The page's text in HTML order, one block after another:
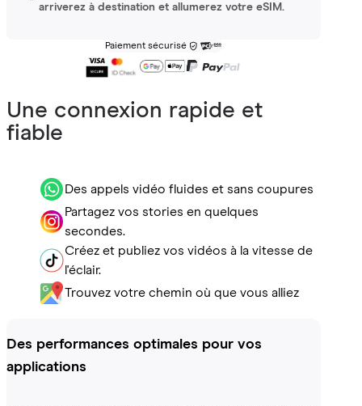
arriverez à destination et allumerez votre eSIM.
Paiement sécurisé
Une connexion rapide et
fiable
Des appels vidéo fluides et sans coupures
Partagez vos stories en quelques
secondes.
Créez et publiez vos vidéos à la vitesse de
l'éclair.
Trouvez votre chemin où que vous alliez
Des performances optimales pour vos
applications